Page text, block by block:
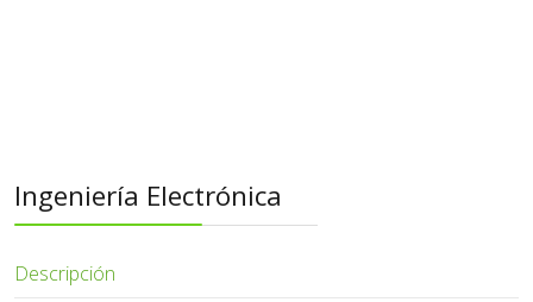
Ingeniería Electrónica
Descripción